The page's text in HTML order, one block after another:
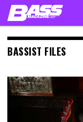
Skip
content
BASSIST FILES